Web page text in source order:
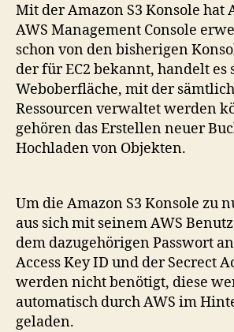
Mit der Amazon S3 Konsole hat
AWS Management Console
schon von den bisherigen
der für EC2 bekannt, handelt es
Weboberfläche, mit der
Ressourcen verwaltet werden
gehören das Erstellen neuer
Hochladen von Objekten.
Um die Amazon S3 Konsole zu
aus sich mit seinem AWS
dem dazugehörigen Passwort
Access Key ID und der Secrect
werden nicht benötigt, diese
automatisch durch AWS im
geladen.